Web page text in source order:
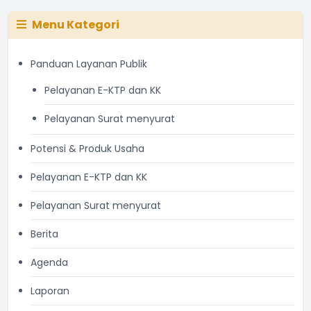
Menu Kategori
Panduan Layanan Publik
Pelayanan E-KTP dan KK
Pelayanan Surat menyurat
Potensi & Produk Usaha
Pelayanan E-KTP dan KK
Pelayanan Surat menyurat
Berita
Agenda
Laporan